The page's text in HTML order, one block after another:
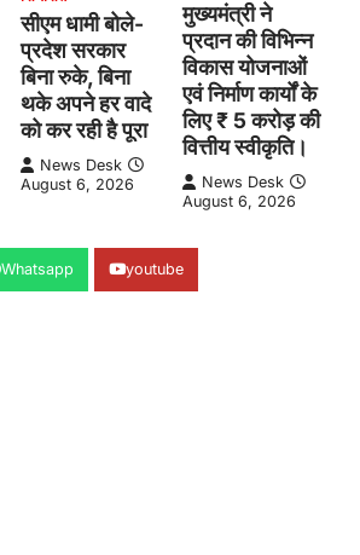
सीएम धामी बोले-
प्रदेश सरकार
बिना रुके, बिना
थके अपने हर वादे
को कर रही है पूरा
News Desk
August 6, 2026
मुख्यमंत्री ने
प्रदान की विभिन्न
विकास योजनाओं
एवं निर्माण कार्यों के
लिए ₹ 5 करोड़ की
वित्तीय स्वीकृति।
News Desk
August 6, 2026
Whatsapp youtube